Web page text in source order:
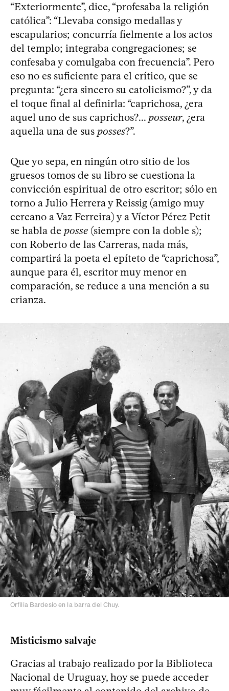
“Exteriormente”, dice, “profesaba la religión
católica”: “Llevaba consigo medallas y
escapularios; concurría fielmente a los actos
del templo; integraba congregaciones; se
confesaba y comulgaba con frecuencia”. Pero
eso no es suficiente para el crítico, que se
pregunta: “¿era sincero su catolicismo?”, y da
el toque final al definirla: “caprichosa, ¿era
aquel uno de sus caprichos?... posseur, ¿era
aquella una de sus posses?”.
Que yo sepa, en ningún otro sitio de los
gruesos tomos de su libro se cuestiona la
convicción espiritual de otro escritor; sólo en
torno a Julio Herrera y Reissig (amigo muy
cercano a Vaz Ferreira) y a Víctor Pérez Petit
se habla de posse (siempre con la doble s);
con Roberto de las Carreras, nada más,
compartirá la poeta el epíteto de “caprichosa”,
aunque para él, escritor muy menor en
comparación, se reduce a una mención a su
crianza.
Orfilia Bardesio en la barra del Chuy.
Misticismo salvaje
Gracias al trabajo realizado por la Biblioteca
Nacional de Uruguay, hoy se puede acceder